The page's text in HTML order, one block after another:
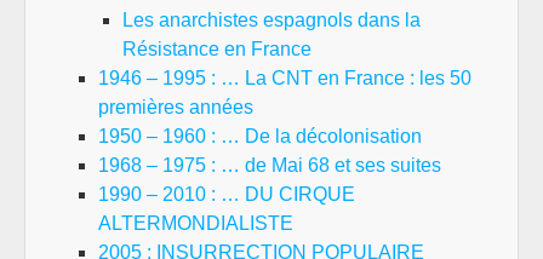
Les anarchistes espagnols dans la
Résistance en France
1946 – 1995 : … La CNT en France : les 50
premières années
1950 – 1960 : … De la décolonisation
1968 – 1975 : … de Mai 68 et ses suites
1990 – 2010 : … DU CIRQUE
ALTERMONDIALISTE
2005 : INSURRECTION POPULAIRE